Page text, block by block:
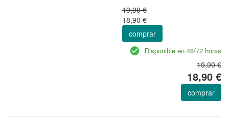
19,90 €
18,90 €
comprar
Disponible en 48/72 horas
19,90 €
18,90 €
comprar